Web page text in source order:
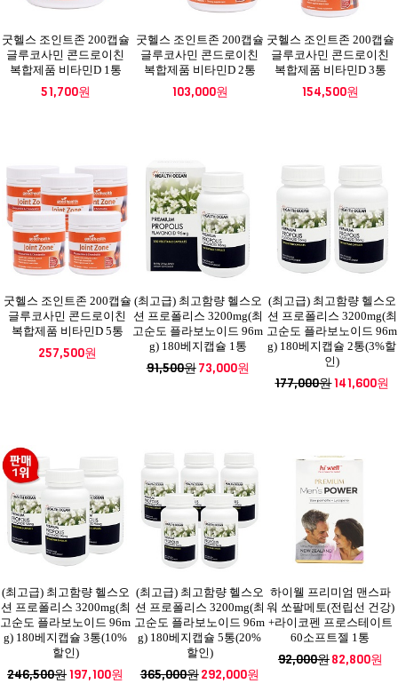
굿헬스 조인트존 200캡슐
글루코사민 콘드로이친
복합제품 비타민D 1통
51,700원
굿헬스 조인트존 200캡슐
글루코사민 콘드로이친
복합제품 비타민D 2통
103,000원
굿헬스 조인트존 200캡슐
글루코사민 콘드로이친
복합제품 비타민D 3통
154,500원
굿헬스 조인트존 200캡슐
글루코사민 콘드로이친
복합제품 비타민D 5통
257,500원
(최고급) 최고함량 헬스오
션 프로폴리스 3200mg(최
고순도 플라보노이드 96m
g) 180베지캡슐 1통
91,500원73,000원
(최고급) 최고함량 헬스오
션 프로폴리스 3200mg(최
고순도 플라보노이드 96m
g) 180베지캡슐 2통(3%할
인)
177,000원141,600원
(최고급) 최고함량 헬스오
션 프로폴리스 3200mg(최
고순도 플라보노이드 96m
g) 180베지캡슐 3통(10%
할인)
246,500원197,100원
(최고급) 최고함량 헬스오
션 프로폴리스 3200mg(최
고순도 플라보노이드 96m
g) 180베지캡슐 5통(20%
할인)
365,000원292,000원
하이웰 프리미엄 맨스파
워 쏘팔메토(전립선 건강)
+라이코펜 프로스테이트
60소프트젤 1통
92,000원82,800원